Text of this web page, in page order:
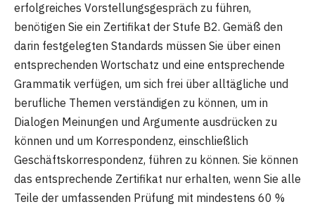
erfolgreiches Vorstellungsgespräch zu führen,
benötigen Sie ein Zertifikat der Stufe B2. Gemäß den
darin festgelegten Standards müssen Sie über einen
entsprechenden Wortschatz und eine entsprechende
Grammatik verfügen, um sich frei über alltägliche und
berufliche Themen verständigen zu können, um in
Dialogen Meinungen und Argumente ausdrücken zu
können und um Korrespondenz, einschließlich
Geschäftskorrespondenz, führen zu können. Sie können
das entsprechende Zertifikat nur erhalten, wenn Sie alle
Teile der umfassenden Prüfung mit mindestens 60 %